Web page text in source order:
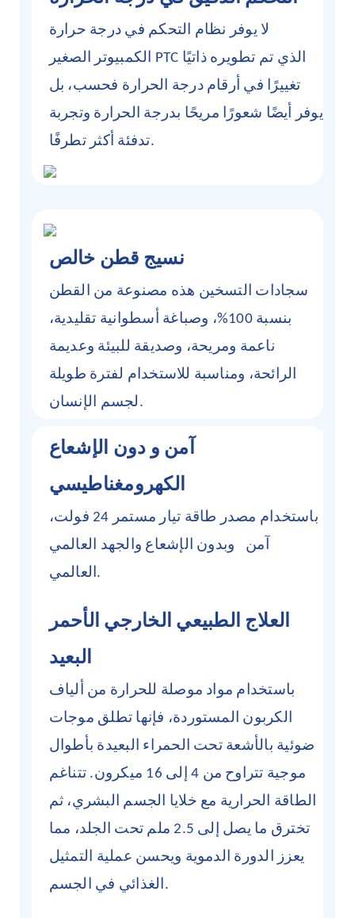
لا يوفر نظام التحكم في درجة حرارة
الكمبيوتر الصغير PTC الذي تم تطويره ذاتيًا
تغييرًا في أرقام درجة الحرارة فحسب، بل
يوفر أيضًا شعورًا مريحًا بدرجة الحرارة وتجربة
تدفئة أكثر تطرفًا.
نسيج قطن خالص
سجادات التسخين هذه مصنوعة من القطن
بنسبة 100%، وصباغة أسطوانية تقليدية،
ناعمة ومريحة، وصديقة للبيئة وعديمة
الرائحة، ومناسبة للاستخدام لفترة طويلة
لجسم الإنسان.
آمن و دون الإشعاع
الكهرومغناطيسي
باستخدام مصدر طاقة تيار مستمر 24 فولت،
آمن
وبدون
الإشعاع والجهد العالمي
العالمي.
العلاج الطبيعي الخارجي الأحمر
البعيد
باستخدام مواد موصلة للحرارة من ألياف
الكربون المستوردة، فإنها تطلق موجات
ضوئية بالأشعة تحت الحمراء البعيدة بأطوال
موجية تتراوح من 4 إلى 16 ميكرون. تتناغم
الطاقة الحرارية مع خلايا الجسم البشري، ثم
تخترق ما يصل إلى 2.5 ملم تحت الجلد، مما
يعزز الدورة الدموية ويحسن عملية التمثيل
الغذائي في الجسم.